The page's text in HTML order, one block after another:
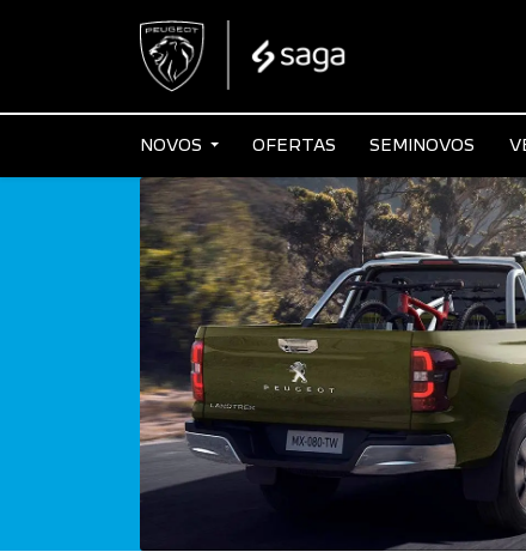
NOVOS OFERTAS SEMINOVOS